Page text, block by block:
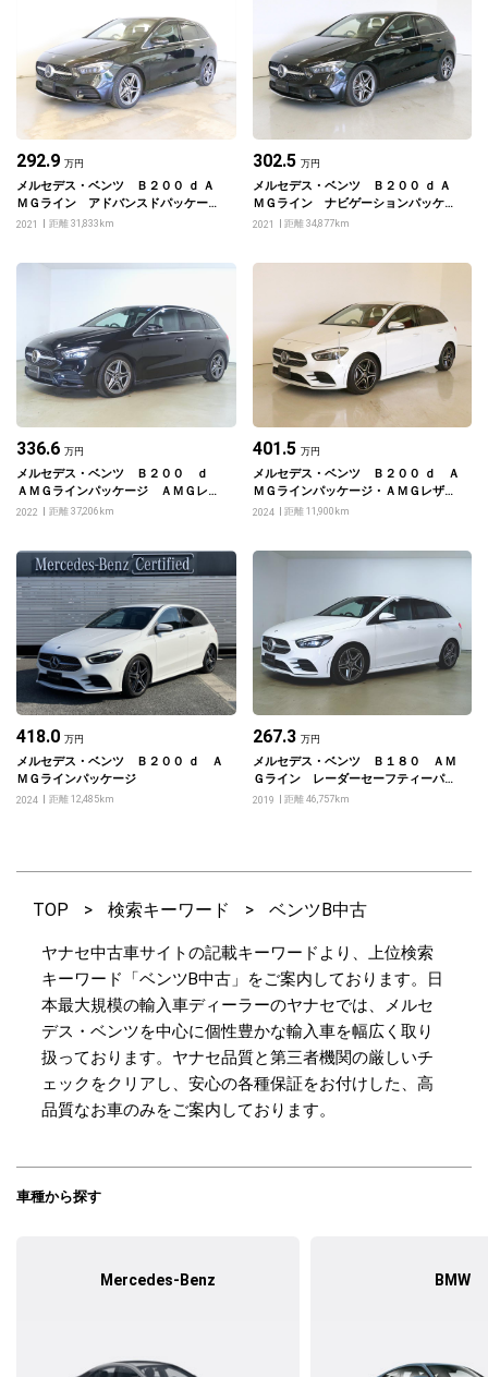
292.9 万円
メルセデス・ベンツ Ｂ２００ ｄ Ａ
ＭＧライン アドバンスドパッケー
ジ・ナビゲーションパッケージ
2021 距離 31,833km
302.5 万円
メルセデス・ベンツ Ｂ２００ ｄ Ａ
ＭＧライン ナビゲーションパッケー
ジ
2021 距離 34,877km
336.6 万円
メルセデス・ベンツ Ｂ２００ ｄ
ＡＭＧラインパッケージ ＡＭＧレザ
ーエクスクルーシブパッケージ アド
2022 距離 37,206km
401.5 万円
メルセデス・ベンツ Ｂ２００ ｄ Ａ
ＭＧラインパッケージ・ＡＭＧレザー
エクスクルーシブパッケージ
2024 距離 11,900km
418.0 万円
メルセデス・ベンツ Ｂ２００ ｄ Ａ
ＭＧラインパッケージ
2024 距離 12,485km
267.3 万円
メルセデス・ベンツ Ｂ１８０ ＡＭ
Ｇライン レーダーセーフティーパッ
ケージ ナビゲーションパッケージ
2019 距離 46,757km
TOP > 検索キーワード > ベンツB中古
ヤナセ中古車サイトの記載キーワードより、上位検索
キーワード「ベンツB中古」をご案内しております。日
本最大規模の輸入車ディーラーのヤナセでは、メルセ
デス・ベンツを中心に個性豊かな輸入車を幅広く取り
扱っております。ヤナセ品質と第三者機関の厳しいチ
ェックをクリアし、安心の各種保証をお付けした、高
品質なお車のみをご案内しております。
車種から探す
Mercedes-Benz BMW